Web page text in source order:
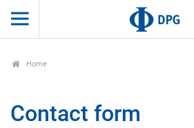
Home
Contact form